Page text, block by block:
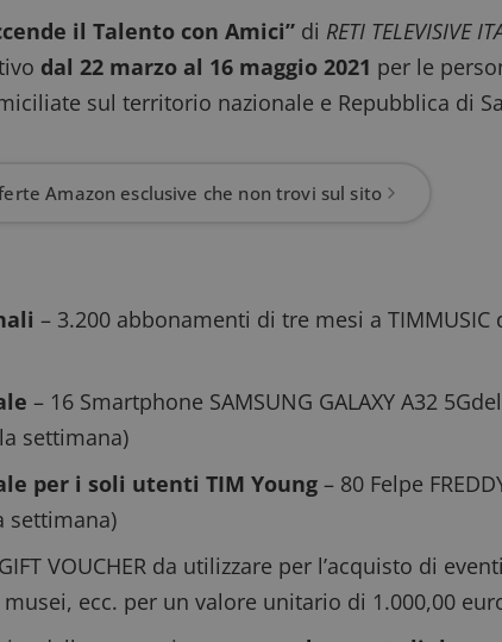
il Talento con Amici” di RETI TELEVISIVE
dal 22 marzo al 16 maggio 2021 per le
sul territorio nazionale e Repubblica di
Amazon esclusive che non trovi sul sito
– 3.200 abbonamenti di tre mesi a TIMMUSIC
– 16 Smartphone SAMSUNG GALAXY A32
settimana)
per i soli utenti TIM Young – 80 Felpe
settimana)
VOUCHER da utilizzare per l’acquisto di
ecc. per un valore unitario di 1.000,00